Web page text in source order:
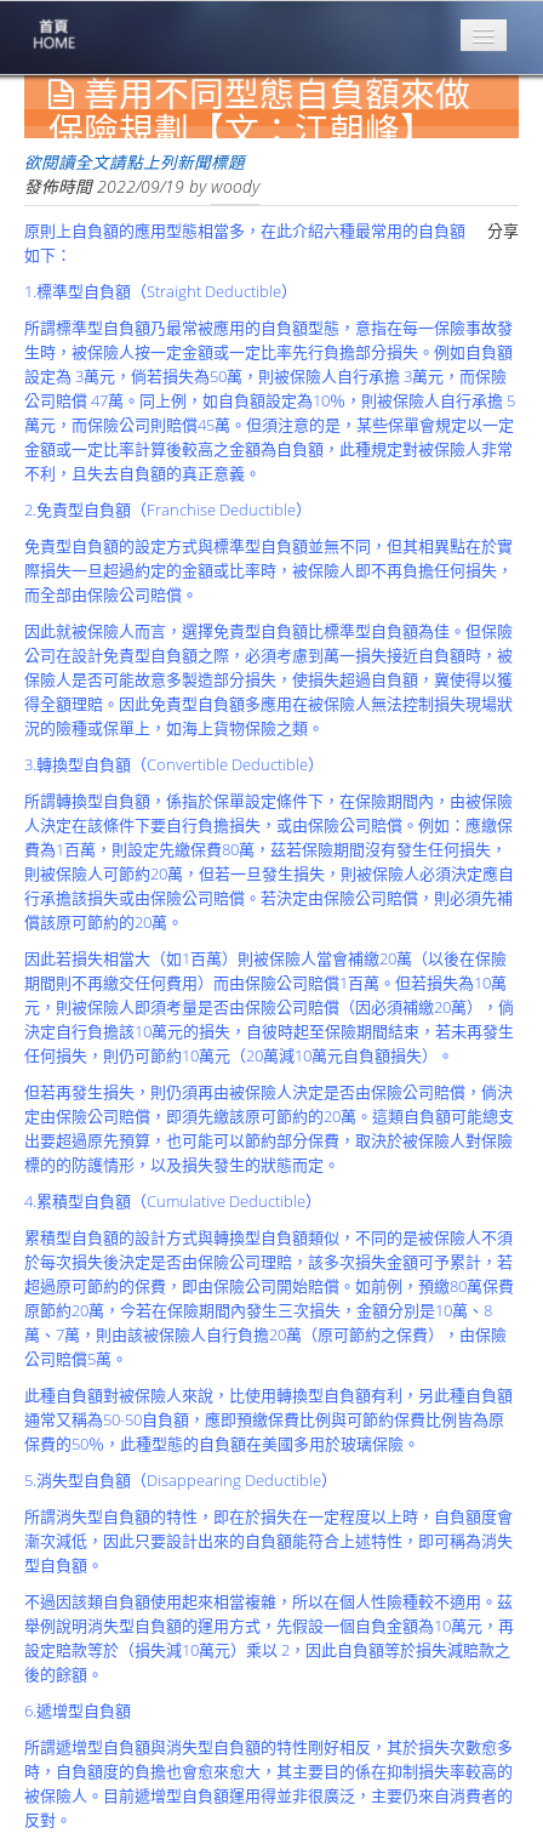
專業豐林
Professional
保險大家談
1386集
台灣商業保險
關於豐林
About
服務項目
Service
火災保額
估算系統
商品簡介
Product
善用不同型態自負額來做
保險規劃【文：江朝峰】
欲閱讀全文請點上列新聞標題
發佈時間2022/09/19 bywoody
分享
原則上自負額的應用型態相當多，在此介紹六種最常用的自負額
如下：
1.標準型自負額（Straight Deductible）
所謂標準型自負額乃最常被應用的自負額型態，意指在每一保險事故發
生時，被保險人按一定金額或一定比率先行負擔部分損失。例如自負額
設定為 3萬元，倘若損失為50萬，則被保險人自行承擔 3萬元，而保險
公司賠償 47萬。同上例，如自負額設定為10％，則被保險人自行承擔 5
萬元，而保險公司則賠償45萬。但須注意的是，某些保單會規定以一定
金額或一定比率計算後較高之金額為自負額，此種規定對被保險人非常
不利，且失去自負額的真正意義。
2.免責型自負額（Franchise Deductible）
免責型自負額的設定方式與標準型自負額並無不同，但其相異點在於實
際損失一旦超過約定的金額或比率時，被保險人即不再負擔任何損失，
而全部由保險公司賠償。
因此就被保險人而言，選擇免責型自負額比標準型自負額為佳。但保險
公司在設計免責型自負額之際，必須考慮到萬一損失接近自負額時，被
保險人是否可能故意多製造部分損失，使損失超過自負額，冀使得以獲
得全額理賠。因此免責型自負額多應用在被保險人無法控制損失現場狀
況的險種或保單上，如海上貨物保險之類。
3.轉換型自負額（Convertible Deductible）
所謂轉換型自負額，係指於保單設定條件下，在保險期間內，由被保險
人決定在該條件下要自行負擔損失，或由保險公司賠償。例如：應繳保
費為1百萬，則設定先繳保費80萬，茲若保險期間沒有發生任何損失，
則被保險人可節約20萬，但若一旦發生損失，則被保險人必須決定應自
行承擔該損失或由保險公司賠償。若決定由保險公司賠償，則必須先補
償該原可節約的20萬。
因此若損失相當大（如1百萬）則被保險人當會補繳20萬（以後在保險
期間則不再繳交任何費用）而由保險公司賠償1百萬。但若損失為10萬
元，則被保險人即須考量是否由保險公司賠償（因必須補繳20萬），倘
決定自行負擔該10萬元的損失，自彼時起至保險期間結束，若未再發生
任何損失，則仍可節約10萬元（20萬減10萬元自負額損失）。
但若再發生損失，則仍須再由被保險人決定是否由保險公司賠償，倘決
定由保險公司賠償，即須先繳該原可節約的20萬。這類自負額可能總支
出要超過原先預算，也可能可以節約部分保費，取決於被保險人對保險
標的的防護情形，以及損失發生的狀態而定。
4.累積型自負額（Cumulative Deductible）
累積型自負額的設計方式與轉換型自負額類似，不同的是被保險人不須
於每次損失後決定是否由保險公司理賠，該多次損失金額可予累計，若
超過原可節約的保費，即由保險公司開始賠償。如前例，預繳80萬保費
原節約20萬，今若在保險期間內發生三次損失，金額分別是10萬、8
萬、7萬，則由該被保險人自行負擔20萬（原可節約之保費），由保險
公司賠償5萬。
此種自負額對被保險人來說，比使用轉換型自負額有利，另此種自負額
通常又稱為50-50自負額，應即預繳保費比例與可節約保費比例皆為原
保費的50％，此種型態的自負額在美國多用於玻璃保險。
5.消失型自負額（Disappearing Deductible）
所謂消失型自負額的特性，即在於損失在一定程度以上時，自負額度會
漸次減低，因此只要設計出來的自負額能符合上述特性，即可稱為消失
型自負額。
不過因該類自負額使用起來相當複雜，所以在個人性險種較不適用。茲
舉例說明消失型自負額的運用方式，先假設一個自負金額為10萬元，再
設定賠款等於（損失減10萬元）乘以 2，因此自負額等於損失減賠款之
後的餘額。
6.遞增型自負額
所謂遞增型自負額與消失型自負額的特性剛好相反，其於損失次數愈多
時，自負額度的負擔也會愈來愈大，其主要目的係在抑制損失率較高的
被保險人。目前遞增型自負額運用得並非很廣泛，主要仍來自消費者的
反對。